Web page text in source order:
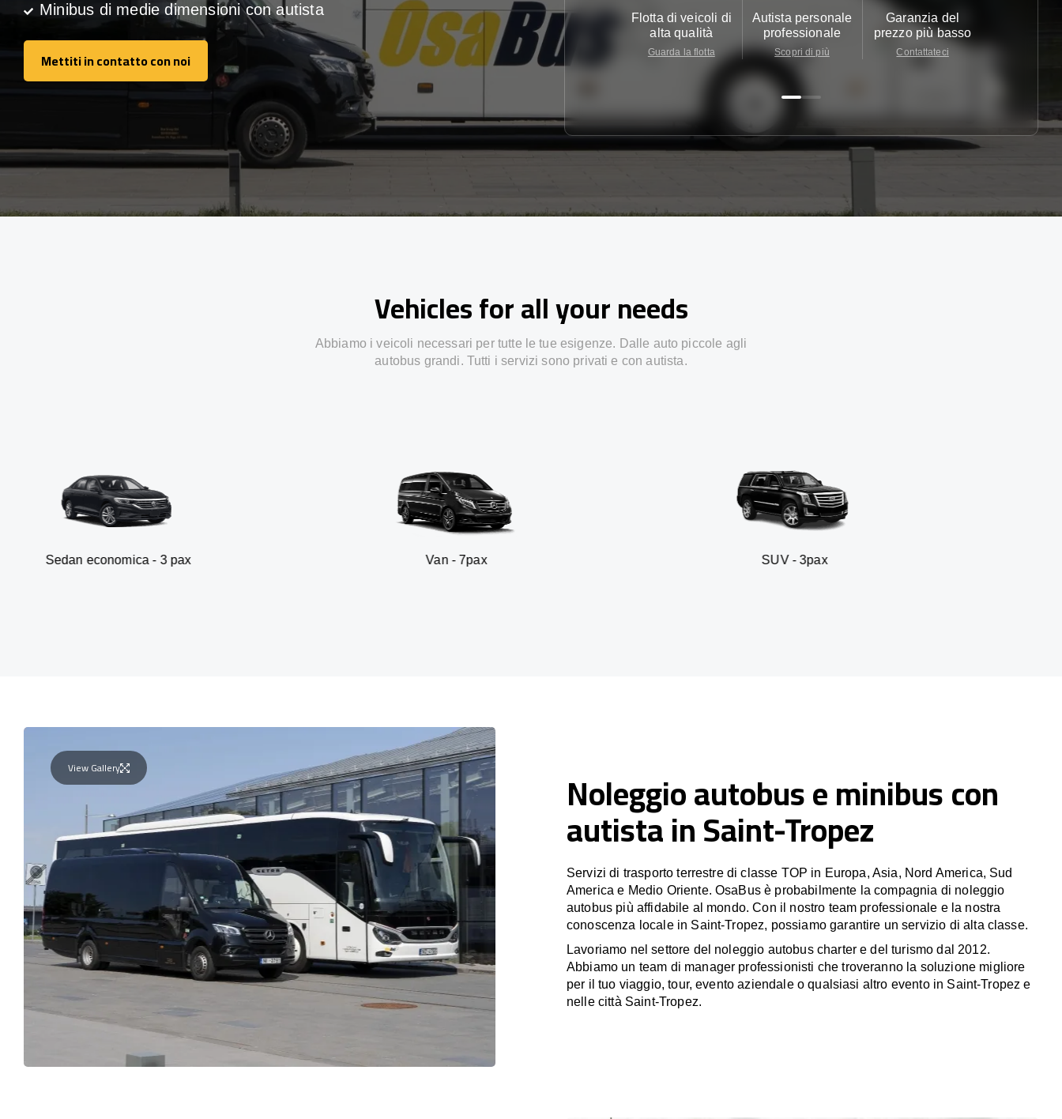
Minibus di medie dimensioni con autista
Mettiti in contatto con noi
Mettiti in contatto con noi
Flotta di veicoli di
alta qualità
Guarda la flotta
Autista personale
professionale
Scopri di più
Garanzia del
prezzo più basso
Contattateci
Vehicles for all your needs
Abbiamo i veicoli necessari per tutte le tue esigenze. Dalle auto piccole agli
autobus grandi. Tutti i servizi sono privati e con autista.
- 3 pax
View Gallery Noleggio autobus e minibus con
autista in Saint-Tropez
Servizi di trasporto terrestre di classe TOP in Europa, Asia, Nord America, Sud
America e Medio Oriente. OsaBus è probabilmente la compagnia di noleggio
autobus più affidabile al mondo. Con il nostro team professionale e la nostra
conoscenza locale in Saint-Tropez, possiamo garantire un servizio di alta classe.
Lavoriamo nel settore del noleggio autobus charter e del turismo dal 2012.
Abbiamo un team di manager professionisti che troveranno la soluzione migliore
per il tuo viaggio, tour, evento aziendale o qualsiasi altro evento in Saint-Tropez e
nelle città Saint-Tropez.